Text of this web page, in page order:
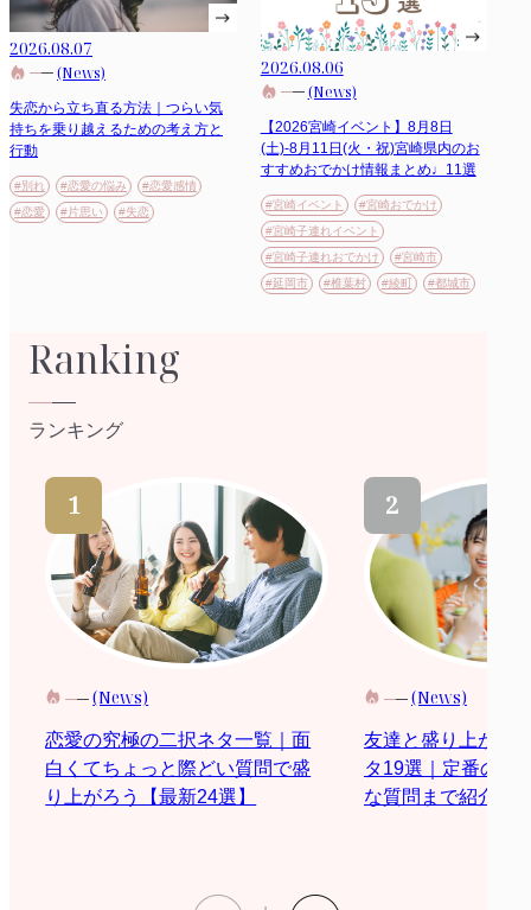
2026.08.07
(News)
失恋から立ち直る方法｜つらい気
持ちを乗り越えるための考え方と
行動
#別れ #恋愛の悩み
#恋愛感情
#恋愛
#片思い #失恋
2026.08.06
(News)
【2026宮崎イベント】8月8日
(土)-8月11日(火・祝)宮崎県内のお
すすめおでかけ情報まとめ♩11選
#宮崎イベント
#宮崎おでかけ
#宮崎子連れイベント
#宮崎子連れおでかけ
#宮崎市
#延岡市
#椎葉村 #綾町 #都城市
Ranking
ランキング
(News)
恋愛の究極の二択ネタ一覧｜面
白くてちょっと際どい質問で盛
り上がろう【最新24選】
(News)
友達と盛り上がる
タ19選｜定番の質
な質問まで紹介